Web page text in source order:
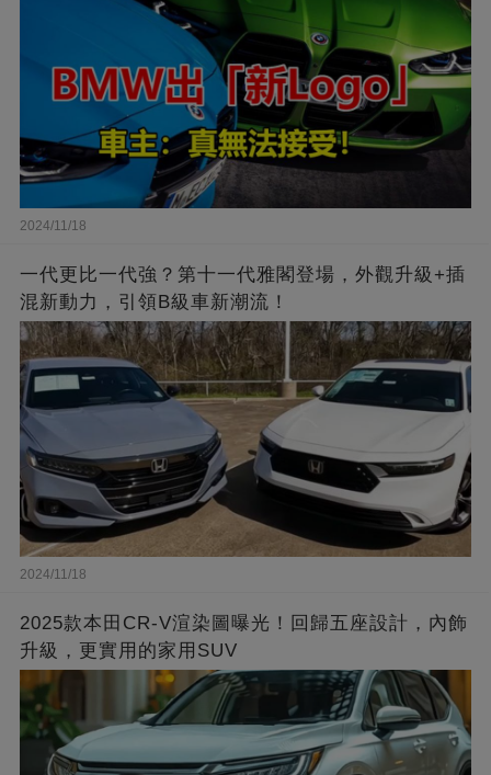
2024/11/18
一代更比一代強？第十一代雅閣登場，外觀升級+插
混新動力，引領B級車新潮流！
2024/11/18
2025款本田CR-V渲染圖曝光！回歸五座設計，內飾
升級，更實用的家用SUV